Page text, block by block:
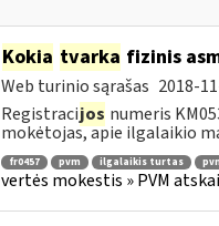
Kokia tvarka fizinis
Web turinio sąrašas 2018-
Registracijos numeris
mokėtojas, apie ilgalaikio
fr0457 pvm ilgalaikis turtas
vertės mokestis » PVM